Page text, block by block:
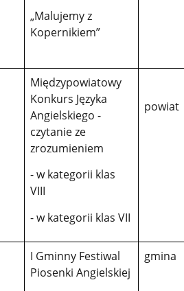
„Malujemy z
Kopernikiem”
Międzypowiatowy
Konkurs Języka
Angielskiego -
czytanie ze
zrozumieniem
- w kategorii klas
VIII
- w kategorii klas VII
powiat
I Gminny Festiwal
Piosenki Angielskiej
gmina